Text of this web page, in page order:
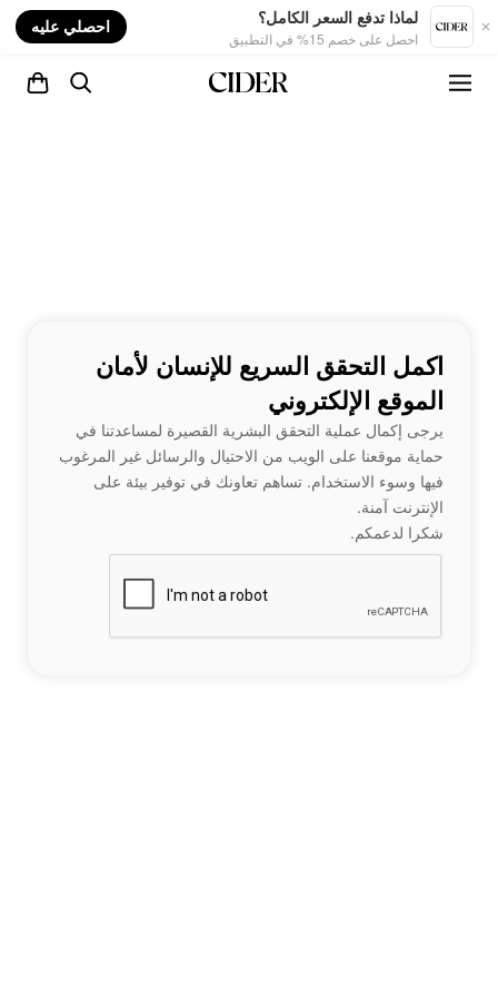
لماذا تدفع السعر الكامل؟
احصل على خصم 15% في التطبيق
احصلي عليه
اكمل التحقق السريع للإنسان لأمان
الموقع الإلكتروني
يرجى إكمال عملية التحقق البشرية القصيرة لمساعدتنا في
حماية موقعنا على الويب من الاحتيال والرسائل غير المرغوب
فيها وسوء الاستخدام. تساهم تعاونك في توفير بيئة على
الإنترنت آمنة.
شكرا لدعمكم.